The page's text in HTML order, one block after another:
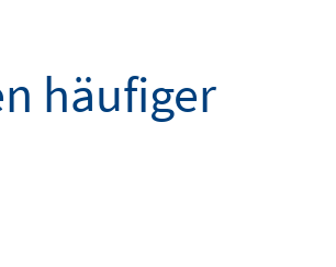
häufiger